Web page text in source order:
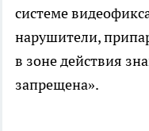
системе
нарушители,
в зоне действия
запрещена».